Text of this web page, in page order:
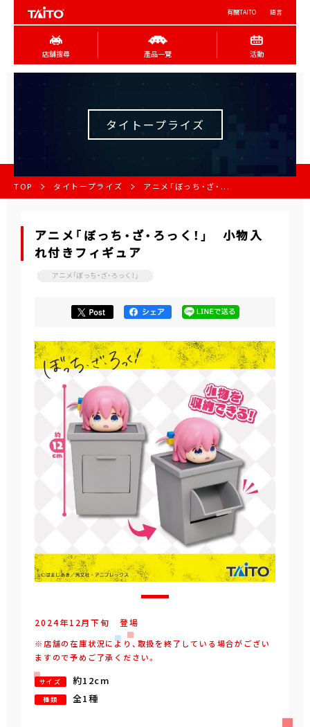
有關TAITO 語言
店舖搜尋 產品一覽 活動
タイトープライズ
TOP タイトープライズ アニメ「ぼっち・ざ・...
アニメ「ぼっち・ざ・ろっく！」 小物入
れ付きフィギュア
アニメ「ぼっち・ざ・ろっく！」
2024年12月下旬 登場
※店舗の在庫状況により、取扱を終了している場合がござい
ますので予めご了承ください。
サイズ 約12cm
種類 全1種